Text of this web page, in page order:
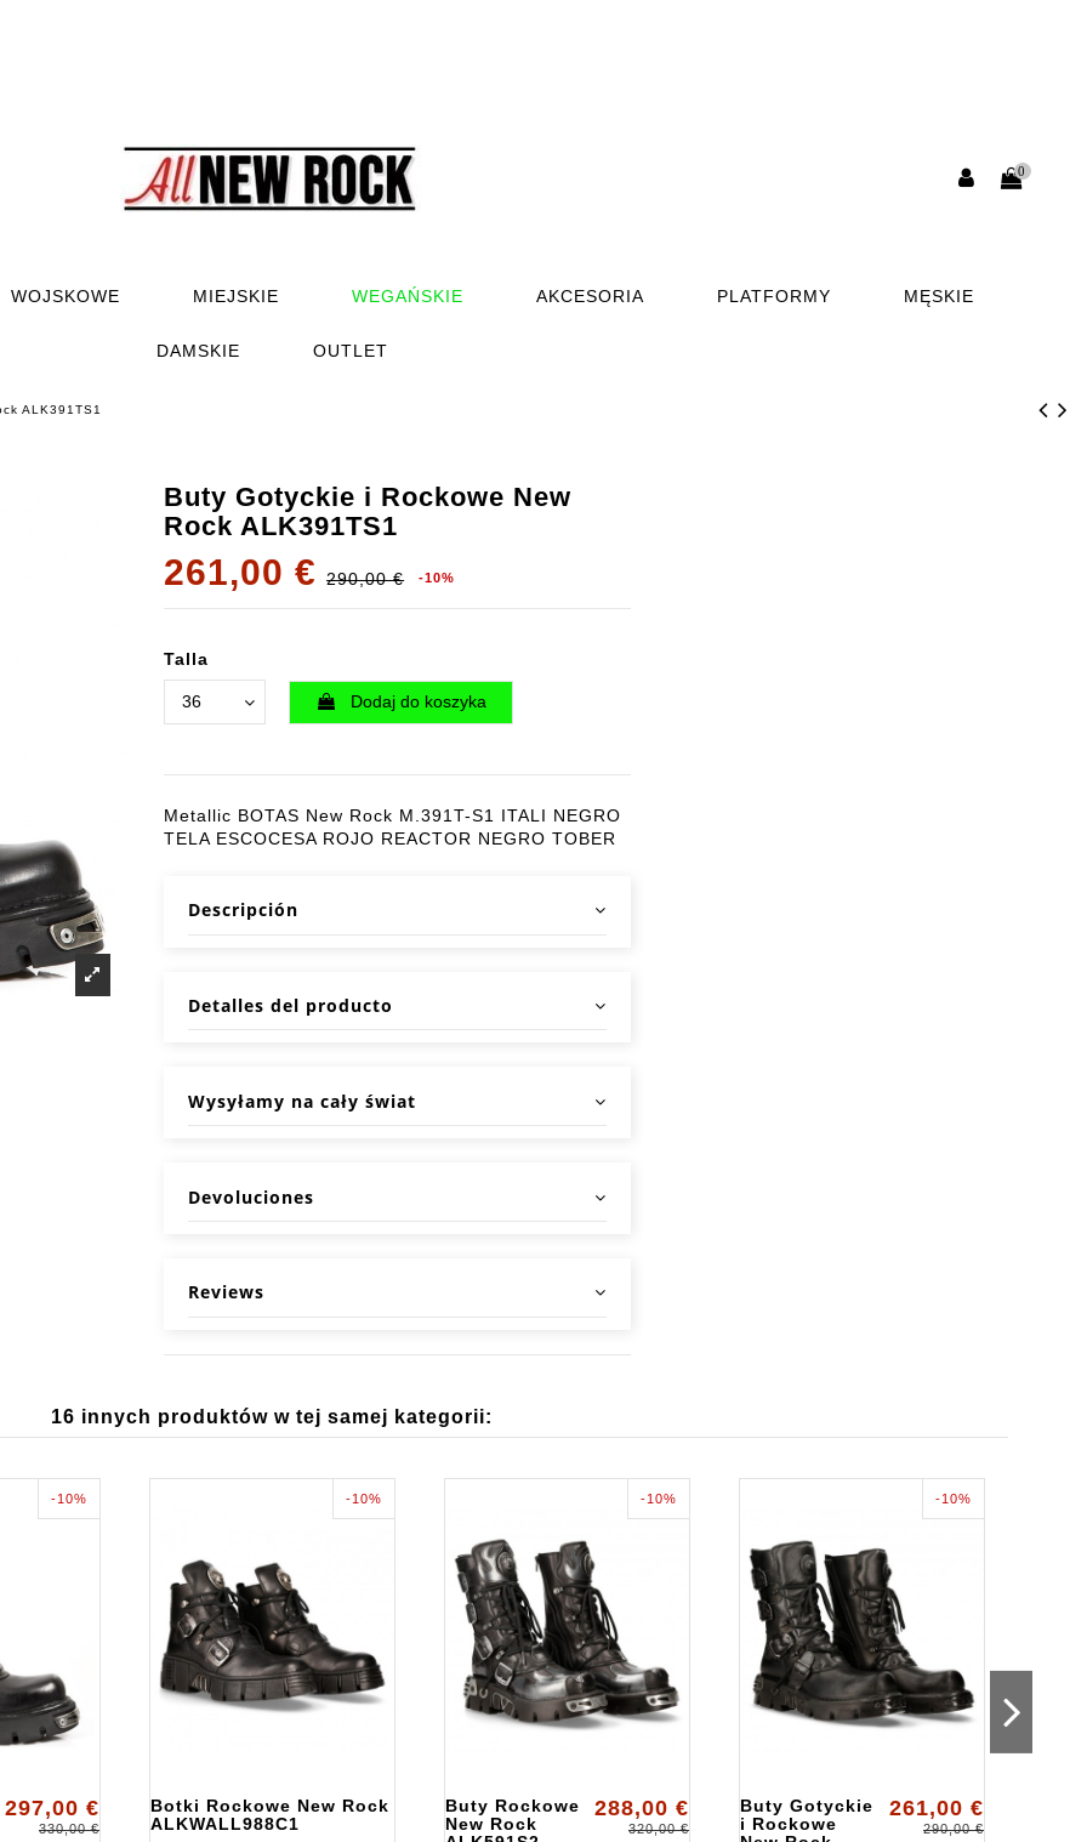
0
WOJSKOWE MIEJSKIE WEGAŃSKIE AKCESORIA PLATFORMY MĘSKIE
DAMSKIE OUTLET
ALK391TS1
Buty Gotyckie i Rockowe New
Rock ALK391TS1
261,00 € 290,00 € -10%
Talla
Dodaj do koszyka
Metallic BOTAS New Rock M.391T-S1 ITALI NEGRO
TELA ESCOCESA ROJO REACTOR NEGRO TOBER
Descripción
Detalles del producto
Wysyłamy na cały świat
Devoluciones
Reviews
16 innych produktów w tej samej kategorii:
-10%
297,00 €
330,00 €
-10%
Botki Rockowe New Rock
ALKWALL988C1
-10%
Buty Rockowe
New Rock
288,00 €
320,00 €
-10%
Buty Gotyckie
i Rockowe
261,00 €
290,00 €